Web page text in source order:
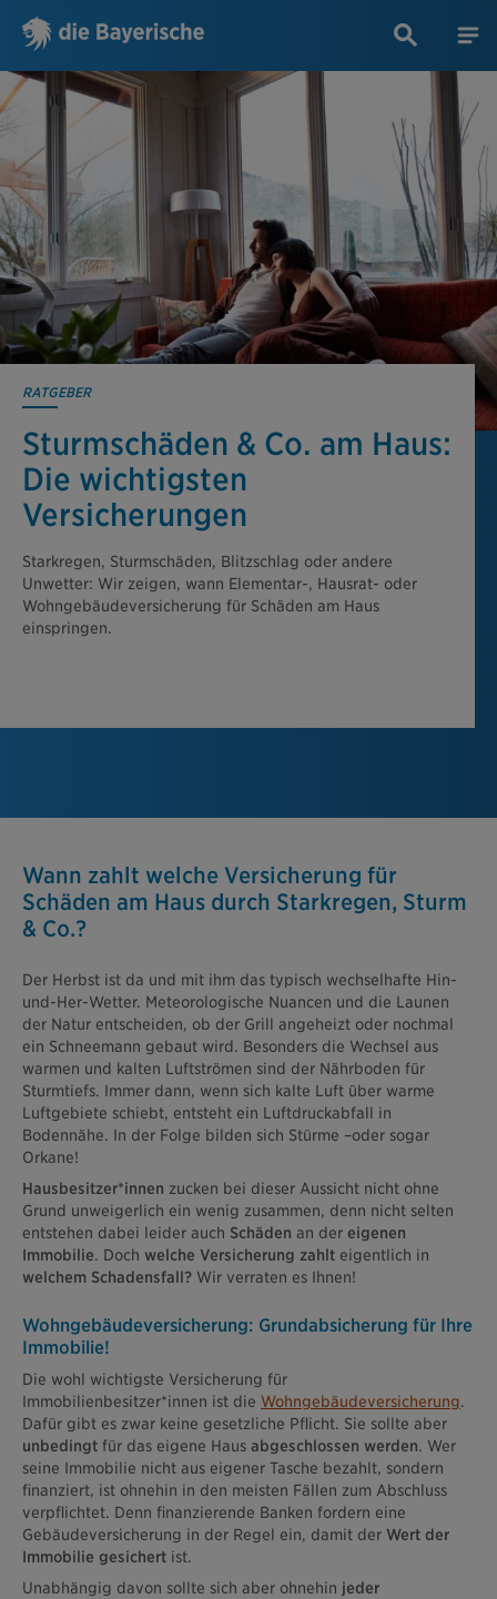
RATGEBER
Sturmschäden & Co. am Haus:
Die wichtigsten
Versicherungen
Starkregen, Sturmschäden, Blitzschlag oder andere
Unwetter: Wir zeigen, wann Elementar-, Hausrat- oder
Wohngebäudeversicherung für Schäden am Haus
einspringen.
Wann zahlt welche Versicherung für
Schäden am Haus durch Starkregen, Sturm
& Co.?
Der Herbst ist da und mit ihm das typisch wechselhafte Hin-
und-Her-Wetter. Meteorologische Nuancen und die Launen
der Natur entscheiden, ob der Grill angeheizt oder nochmal
ein Schneemann gebaut wird. Besonders die Wechsel aus
warmen und kalten Luftströmen sind der Nährboden für
Sturmtiefs. Immer dann, wenn sich kalte Luft über warme
Luftgebiete schiebt, entsteht ein Luftdruckabfall in
Bodennähe. In der Folge bilden sich Stürme –oder sogar
Orkane!
Hausbesitzer*innen zucken bei dieser Aussicht nicht ohne
Grund unweigerlich ein wenig zusammen, denn nicht selten
entstehen dabei leider auch Schäden an der eigenen
Immobilie. Doch welche Versicherung zahlt eigentlich in
welchem Schadensfall? Wir verraten es Ihnen!
Wohngebäudeversicherung: Grundabsicherung für Ihre
Immobilie!
Die wohl wichtigste Versicherung für
Immobilienbesitzer*innen ist die Wohngebäudeversicherung.
Dafür gibt es zwar keine gesetzliche Pflicht. Sie sollte aber
unbedingt für das eigene Haus abgeschlossen werden. Wer
seine Immobilie nicht aus eigener Tasche bezahlt, sondern
finanziert, ist ohnehin in den meisten Fällen zum Abschluss
verpflichtet. Denn finanzierende Banken fordern eine
Gebäudeversicherung in der Regel ein, damit der Wert der
Immobilie gesichert ist.
Unabhängig davon sollte sich aber ohnehin jeder